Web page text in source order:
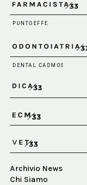
Archivio News
Chi Siamo